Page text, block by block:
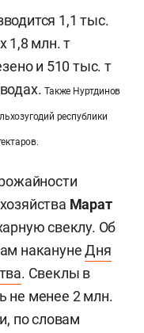
1,1 тыс.
1,8 млн. т
и 510 тыс. т
Также Нуртдинов
республики
Марат
свеклу. Об
наканунеДня
. Свеклы в
не менее 2 млн.
по словам